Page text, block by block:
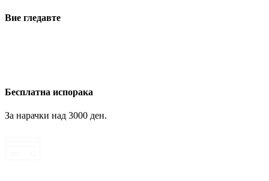
Вие гледавте
Бесплатна испорака
За нарачки над 3000 ден.